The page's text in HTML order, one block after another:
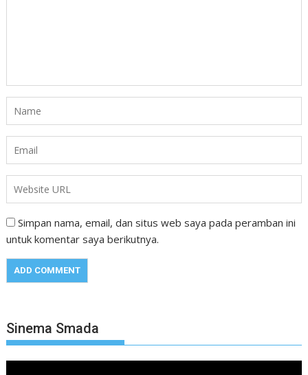
Simpan nama, email, dan situs web saya pada peramban ini
untuk komentar saya berikutnya.
Sinema Smada